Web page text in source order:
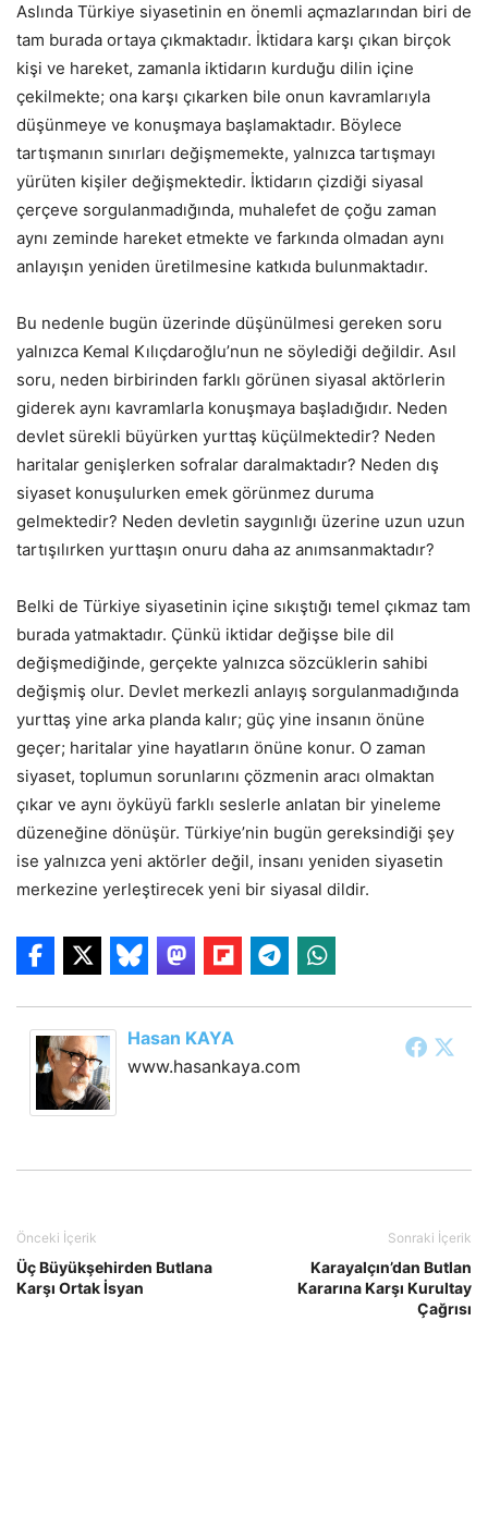
Aslında Türkiye siyasetinin en önemli açmazlarından biri de
tam burada ortaya çıkmaktadır. İktidara karşı çıkan birçok
kişi ve hareket, zamanla iktidarın kurduğu dilin içine
çekilmekte; ona karşı çıkarken bile onun kavramlarıyla
düşünmeye ve konuşmaya başlamaktadır. Böylece
tartışmanın sınırları değişmemekte, yalnızca tartışmayı
yürüten kişiler değişmektedir. İktidarın çizdiği siyasal
çerçeve sorgulanmadığında, muhalefet de çoğu zaman
aynı zeminde hareket etmekte ve farkında olmadan aynı
anlayışın yeniden üretilmesine katkıda bulunmaktadır.
Bu nedenle bugün üzerinde düşünülmesi gereken soru
yalnızca Kemal Kılıçdaroğlu’nun ne söylediği değildir. Asıl
soru, neden birbirinden farklı görünen siyasal aktörlerin
giderek aynı kavramlarla konuşmaya başladığıdır. Neden
devlet sürekli büyürken yurttaş küçülmektedir? Neden
haritalar genişlerken sofralar daralmaktadır? Neden dış
siyaset konuşulurken emek görünmez duruma
gelmektedir? Neden devletin saygınlığı üzerine uzun uzun
tartışılırken yurttaşın onuru daha az anımsanmaktadır?
Belki de Türkiye siyasetinin içine sıkıştığı temel çıkmaz tam
burada yatmaktadır. Çünkü iktidar değişse bile dil
değişmediğinde, gerçekte yalnızca sözcüklerin sahibi
değişmiş olur. Devlet merkezli anlayış sorgulanmadığında
yurttaş yine arka planda kalır; güç yine insanın önüne
geçer; haritalar yine hayatların önüne konur. O zaman
siyaset, toplumun sorunlarını çözmenin aracı olmaktan
çıkar ve aynı öyküyü farklı seslerle anlatan bir yineleme
düzeneğine dönüşür. Türkiye’nin bugün gereksindiği şey
ise yalnızca yeni aktörler değil, insanı yeniden siyasetin
merkezine yerleştirecek yeni bir siyasal dildir.
Hasan KAYA
www.hasankaya.com
Önceki İçerik
Üç Büyükşehirden Butlana
Karşı Ortak İsyan
Sonraki İçerik
Karayalçın’dan Butlan
Kararına Karşı Kurultay
Çağrısı